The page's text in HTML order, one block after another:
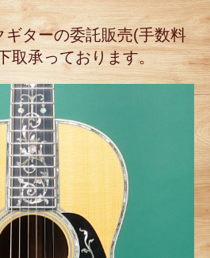
ギターの委託販売(手数料
取承っております。